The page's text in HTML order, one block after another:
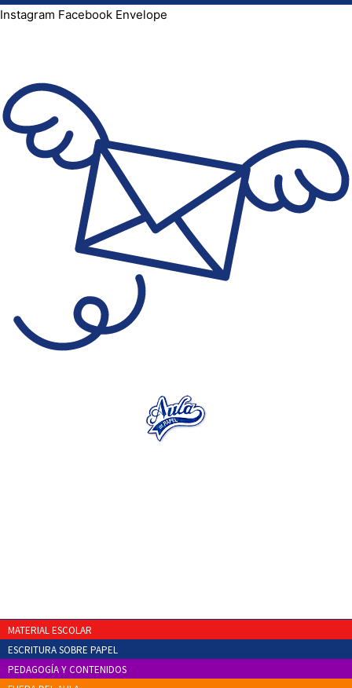
Instagram Facebook Envelope
MATERIAL ESCOLAR
ESCRITURA SOBRE PAPEL
PEDAGOGÍA Y CONTENIDOS